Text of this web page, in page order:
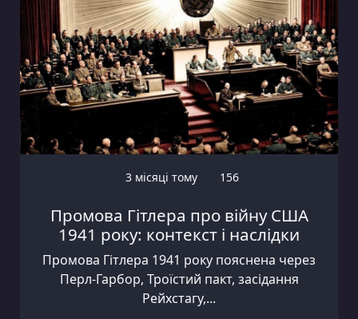
3 місяці тому 156
Промова Гітлера про війну США
1941 року: контекст і наслідки
Промова Гітлера 1941 року пояснена через
Перл-Гарбор, Троїстий пакт, засідання
Рейхстагу,...